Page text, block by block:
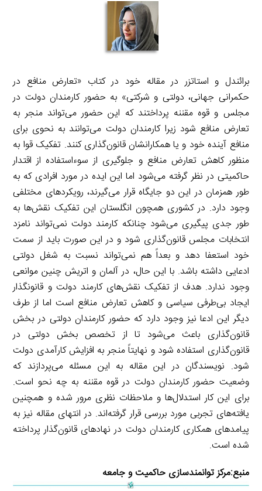
برائندل و استاتزر در مقاله خود در کتاب «تعارض منافع در
حکمرانی جهانی، دولتی و شرکتی» به حضور کارمندان دولت در
مجلس و قوه مقننه پرداختند که این حضور می‌تواند منجر به
تعارض منافع شود زیرا کارمندان دولت می‌توانند به نحوی برای
منافع آینده خود و یا همکارانشان قانون‌گذاری کنند. تفکیک قوا به
منظور کاهش تعارض منافع و جلوگیری از سوءاستفاده از اقتدار
حاکمیتی در نظر گرفته می‌شود اما این ایده در مورد افرادی که به
طور همزمان در این دو جایگاه قرار می‌گیرند، رویکردهای مختلفی
وجود دارد. در کشوری همچون انگلستان این تفکیک نقش‌ها به
طور جدی پیگیری می‌شود چنانکه کارمند دولت نمی‌تواند نامزد
انتخابات مجلس قانون‌گذاری شود و در این صورت باید از سمت
خود استعفا دهد و بعداً هم نمی‌تواند نسبت به شغل دولتی
ادعایی داشته باشد. با این حال، در آلمان و اتریش چنین موانعی
وجود ندارد. هدف از تفکیک نقش‌های کارمند دولت و قانونگذار
ایجاد بی‌طرفی سیاسی و کاهش تعارض منافع است اما از طرف
دیگر این ادعا نیز وجود دارد که حضور کارمندان دولتی در بخش
قانون‌گذاری باعث می‌شود تا از تخصص بخش دولتی در
قانون‌گذاری استفاده شود و نهایتاً منجر به افزایش کارآمدی دولت
شود. نویسندگان در این مقاله به این مسئله می‌پردازند که
وضعیت حضور کارمندان دولت در قوه مقننه به چه نحو است.
برای این کار استدلال‌ها و ملاحظات نظری مرور شده و همچنین
یافته‌های تجربی مورد بررسی قرار گرفته‌اند. در انتهای مقاله نیز به
پیامدهای همکاری کارمندان دولت در نهادهای قانون‌گذار پرداخته
شده است.
منبع:مرکز توانمندسازی حاکمیت و جامعه